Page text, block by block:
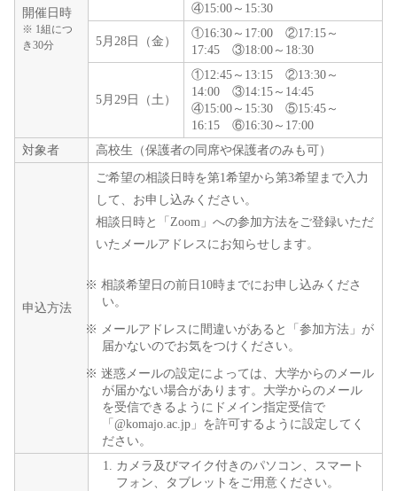
開催日時
※ 1組につ
き30分
④15:00～15:30
5月28日（金）
①16:30～17:00 ②17:15～
17:45 ③18:00～18:30
5月29日（土）
①12:45～13:15 ②13:30～
14:00 ③14:15～14:45
④15:00～15:30 ⑤15:45～
16:15 ⑥16:30～17:00
対象者
高校生（保護者の同席や保護者のみも可）
申込方法
ご希望の相談日時を第1希望から第3希望まで入力
して、お申し込みください。
相談日時と「Zoom」への参加方法をご登録いただ
いたメールアドレスにお知らせします。
※ 相談希望日の前日10時までにお申し込みくださ
い。
※ メールアドレスに間違いがあると「参加方法」が
届かないのでお気をつけください。
※ 迷惑メールの設定によっては、大学からのメール
が届かない場合があります。大学からのメール
を受信できるようにドメイン指定受信で
「@komajo.ac.jp」を許可するように設定してく
ださい。
カメラ及びマイク付きのパソコン、スマート
フォン、タブレットをご用意ください。